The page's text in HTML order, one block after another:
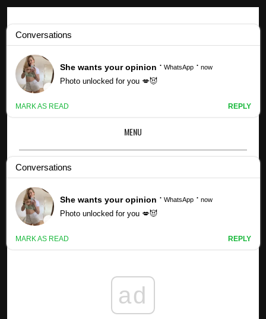
Profils Kpop
Profil et faits de Hina (QWER) (mis à jour !) - L'autre
MENU
×
HINA (QWER) PROFIL ET FAITS
ad